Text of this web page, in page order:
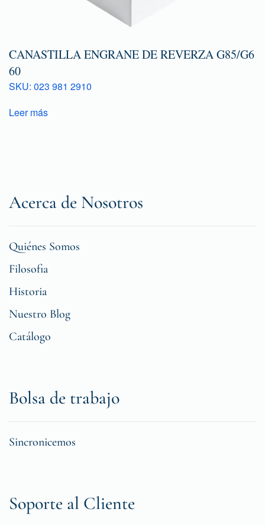
CANASTILLA ENGRANE DE REVERZA G85/G6
60
SKU: 023 981 2910
Leer más
Acerca de Nosotros
Quiénes Somos
Filosofia
Historia
Nuestro Blog
Catálogo
Bolsa de trabajo
Sincronicemos
Soporte al Cliente